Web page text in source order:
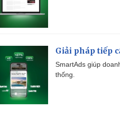
Giải pháp tiếp
SmartAds giúp
thống.